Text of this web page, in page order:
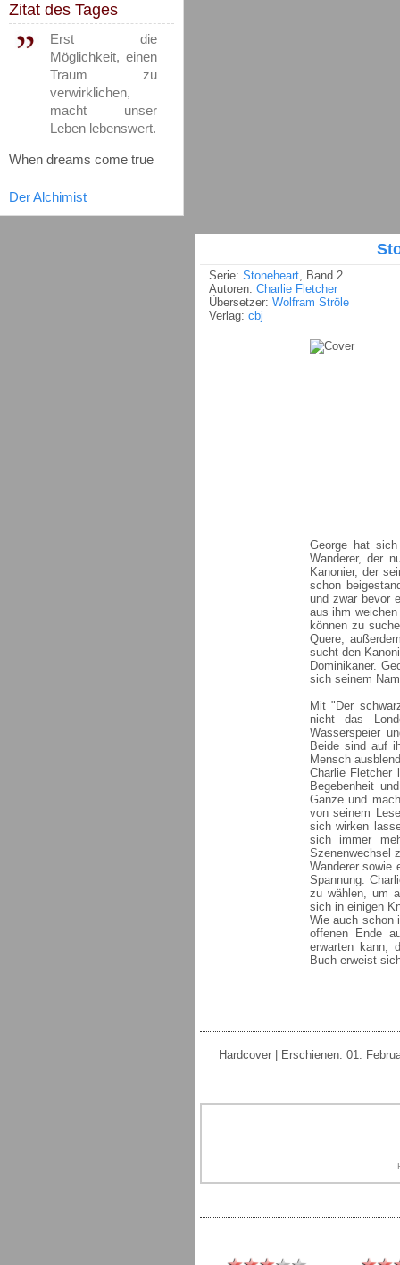
Zitat des Tages
Erst die
Möglichkeit, einen
Traum zu
verwirklichen,
macht unser
Leben lebenswert.
When dreams come true
Der Alchimist
Serie: Stoneheart, Band 2
Autoren: Charlie Fletcher
Übersetzer: Wolfram Ströle
Verlag: cbj
George hat
Wanderer, der
Kanonier, der
schon
und zwar bevor
aus ihm
können zu
Quere,
sucht den
Dominikaner.
sich seinem
Mit "Der
nicht das
Wasserspeier
Beide sind auf
Mensch
Charlie
Begebenheit
Ganze und
von seinem
sich wirken
sich immer
Szenenwechsel
Wanderer sowie
Spannung.
zu wählen, um
sich in einigen
Wie auch schon
offenen Ende
erwarten kann,
Buch erweist
Hardcover | Erschienen: 01.